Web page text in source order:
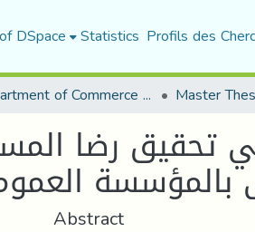
DSpace Statistics Profils des
Department of Commerce Science Master
تحقيق رضا
Abstract